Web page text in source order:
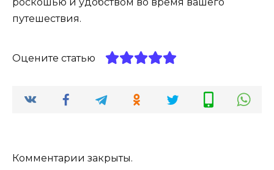
путешествия.
Оцените статью
Комментарии закрыты.